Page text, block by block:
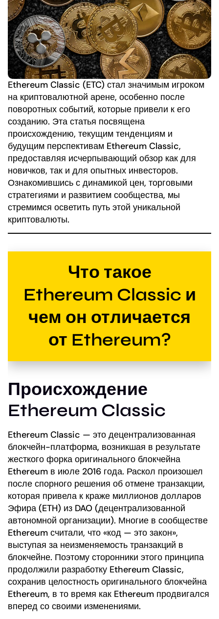
Ethereum Classic (ETC) стал значимым игроком
на криптовалютной арене, особенно после
поворотных событий, которые привели к его
созданию. Эта статья посвящена
происхождению, текущим тенденциям и
будущим перспективам Ethereum Classic,
предоставляя исчерпывающий обзор как для
новичков, так и для опытных инвесторов.
Ознакомившись с динамикой цен, торговыми
стратегиями и развитием сообщества, мы
стремимся осветить путь этой уникальной
криптовалюты.
Что такое
Ethereum Classic и
чем он отличается
от Ethereum?
Происхождение
Ethereum Classic
Ethereum Classic — это децентрализованная
блокчейн-платформа, возникшая в результате
жесткого форка оригинального блокчейна
Ethereum в июле 2016 года. Раскол произошел
после спорного решения об отмене транзакции,
которая привела к краже миллионов долларов
Эфира (ETH) из DAO (децентрализованной
автономной организации). Многие в сообществе
Ethereum считали, что «код — это закон»,
выступая за неизменяемость транзакций в
блокчейне. Поэтому сторонники этого принципа
продолжили разработку Ethereum Classic,
сохранив целостность оригинального блокчейна
Ethereum, в то время как Ethereum продвигался
вперед со своими изменениями.